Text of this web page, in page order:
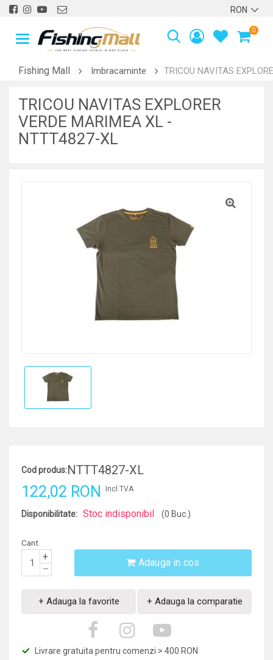
0
Fishing Mall Imbracaminte TRICOU NAVITAS
TRICOU NAVITAS EXPLORER
VERDE MARIMEA XL -
NTTT4827-XL
Cod produs:NTTT4827-XL
122,02 RON Incl.TVA
Disponibilitate: Stoc indisponibil (0 Buc.)
Cant.
+
–
Adauga in cos
+ Adauga la favorite + Adauga la comparatie
Livrare gratuita pentru comenzi > 400 RON